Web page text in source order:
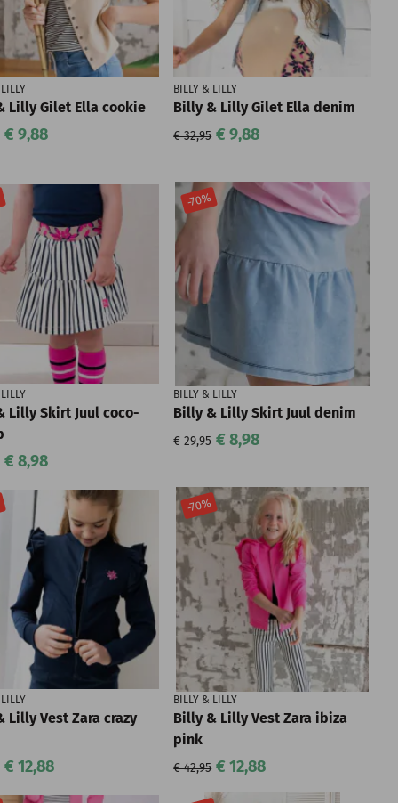
Lilly Gilet Ella cookie
€ 9,88
BILLY & LILLY
Billy & Lilly Gilet Ella denim
€ 32,95 € 9,88
Lilly Skirt Juul coco-
€ 8,98
-70%
BILLY & LILLY
Billy & Lilly Skirt Juul denim
€ 29,95 € 8,98
Lilly Vest Zara crazy
€ 12,88
-70%
BILLY & LILLY
Billy & Lilly Vest Zara ibiza
pink
€ 42,95 € 12,88